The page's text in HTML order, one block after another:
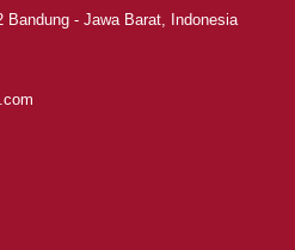
- Jawa Barat, Indonesia